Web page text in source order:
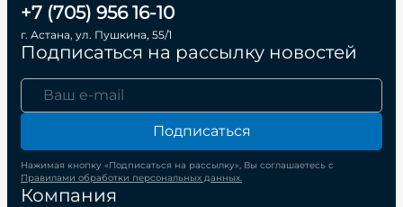
Компания
+7 (705) 956 16-10
г. Астана, ул. Пушкина, 55/1
Подписаться на рассылку новостей
Подписаться
Нажимая кнопку «Подписаться на рассылку», Вы соглашаетесь с
Правилами обработки персональных данных.